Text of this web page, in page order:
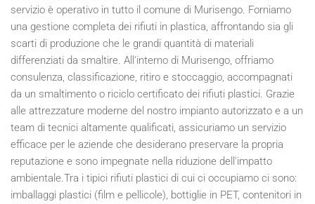
servizio è operativo in tutto il comune di Murisengo. Forniamo
una gestione completa dei rifiuti in plastica, affrontando sia gli
scarti di produzione che le grandi quantità di materiali
differenziati da smaltire. All'interno di Murisengo, offriamo
consulenza, classificazione, ritiro e stoccaggio, accompagnati
da un smaltimento o riciclo certificato dei rifiuti plastici. Grazie
alle attrezzature moderne del nostro impianto autorizzato e a un
team di tecnici altamente qualificati, assicuriamo un servizio
efficace per le aziende che desiderano preservare la propria
reputazione e sono impegnate nella riduzione dell'impatto
ambientale.Tra i tipici rifiuti plastici di cui ci occupiamo ci sono:
imballaggi plastici (film e pellicole), bottiglie in PET, contenitori in